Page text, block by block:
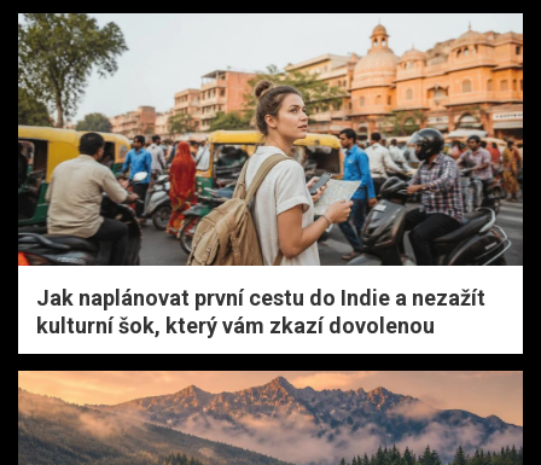
Jak naplánovat první cestu do Indie a nezažít
kulturní šok, který vám zkazí dovolenou